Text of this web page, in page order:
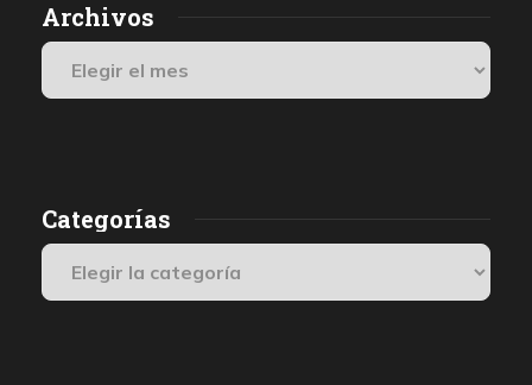
con una única herida de bala en la cabeza o el pecho, un indicio
de que habían sido blanco de ataques deliberados. Así se
desprende de una investigación de De Volkskrant, que habló
con los médicos, que se encuentran entre los últimos testigos
Archivos
Categorías